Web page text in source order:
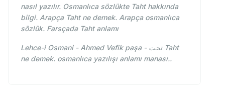
nasıl yazılır. Osmanlıca sözlükte Taht hakkında
bilgi. Arapça Taht ne demek. Arapça osmanlıca
sözlük. Farsçada Taht anlamı
Lehce-i Osmani - Ahmed Vefik paşa - تحت Taht
ne demek. osmanlıca yazılışı anlamı manası..